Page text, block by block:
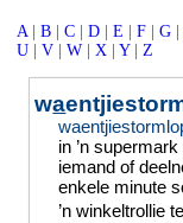
A | B | C | D | E | F | G |
U | V | W | X | Y | Z
wa
in ’n
iemand of
enkele minute
’n winkeltrollie